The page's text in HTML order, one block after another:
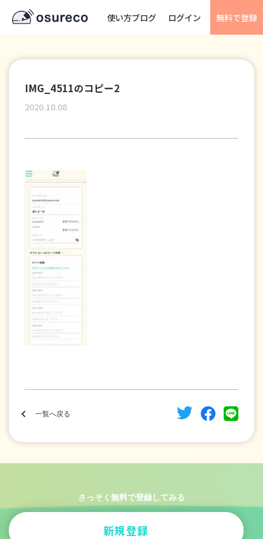
使い方ブログ ログイン 無料で登録
IMG_4511のコピー2
2020.10.08
一覧へ戻る
さっそく無料で登録してみる
新規登録